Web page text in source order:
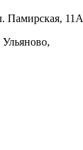
Памирская, 11А